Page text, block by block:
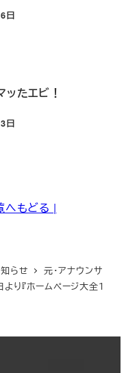
日
たエビ！
日
へもどる |
らせ
元・アナウンサ
り『ホームページ大全１